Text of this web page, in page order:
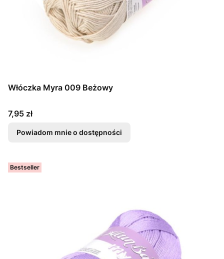
Włóczka Myra 009 Beżowy
Cena
7,95 zł
Powiadom mnie o dostępności
Bestseller